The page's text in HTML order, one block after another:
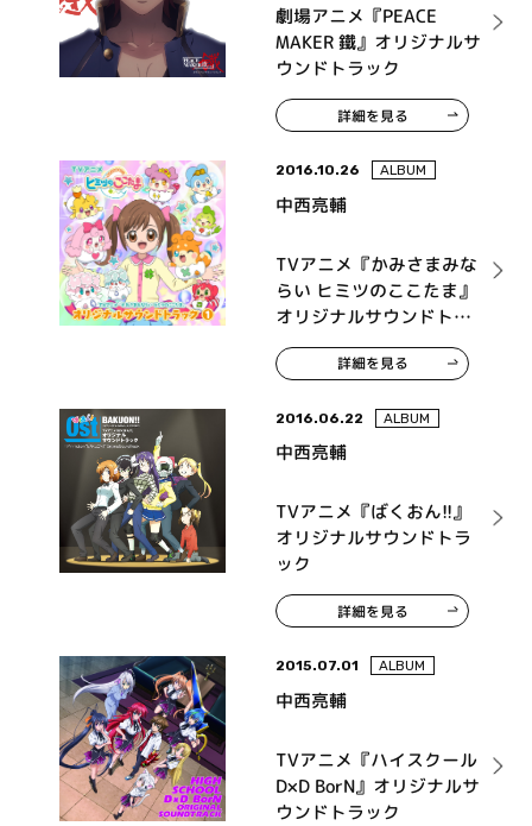
劇場アニメ『PEACE
MAKER 鐵』オリジナルサ
ウンドトラック
詳細を見る
2016.10.26 ALBUM
中西亮輔
TVアニメ『かみさまみな
らい ヒミツのここたま』
オリジナルサウンドトラ
ック 1
詳細を見る
2016.06.22 ALBUM
中西亮輔
TVアニメ『ばくおん!!』
オリジナルサウンドトラ
ック
詳細を見る
2015.07.01 ALBUM
中西亮輔
TVアニメ『ハイスクール
D×D BorN』オリジナルサ
ウンドトラック